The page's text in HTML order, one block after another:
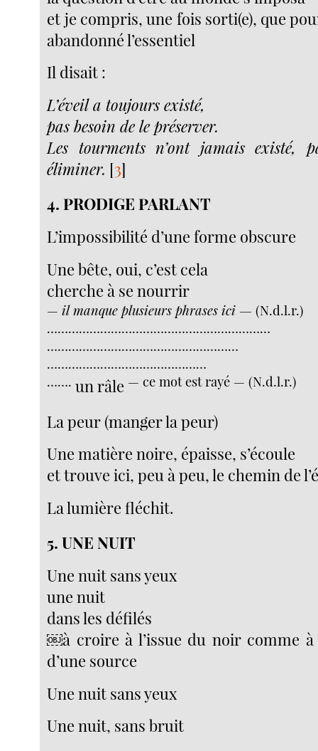
et je compris, une fois sorti(e), que
abandonné l’essentiel
Il disait :
L’éveil a toujours existé,
pas besoin de le préserver.
Les tourments n’ont jamais existé,
éliminer. [3]
4. PRODIGE PARLANT
L’impossibilité d’une forme obscure
Une bête, oui, c’est cela
cherche à se nourrir
— il manque plusieurs phrases ici — (N.d.l.r.)
………………………………………………………
………………………………………………
………………………………………
……. un râle — ce mot est rayé — (N.d.l.r.)
La peur (manger la peur)
Une matière noire, épaisse, s’écoule
et trouve ici, peu à peu, le chemin de
La lumière fléchit.
5. UNE NUIT
Une nuit sans yeux
une nuit
dans les défilés
￼à croire à l’issue du noir comme à
d’une source
Une nuit sans yeux
Une nuit, sans bruit